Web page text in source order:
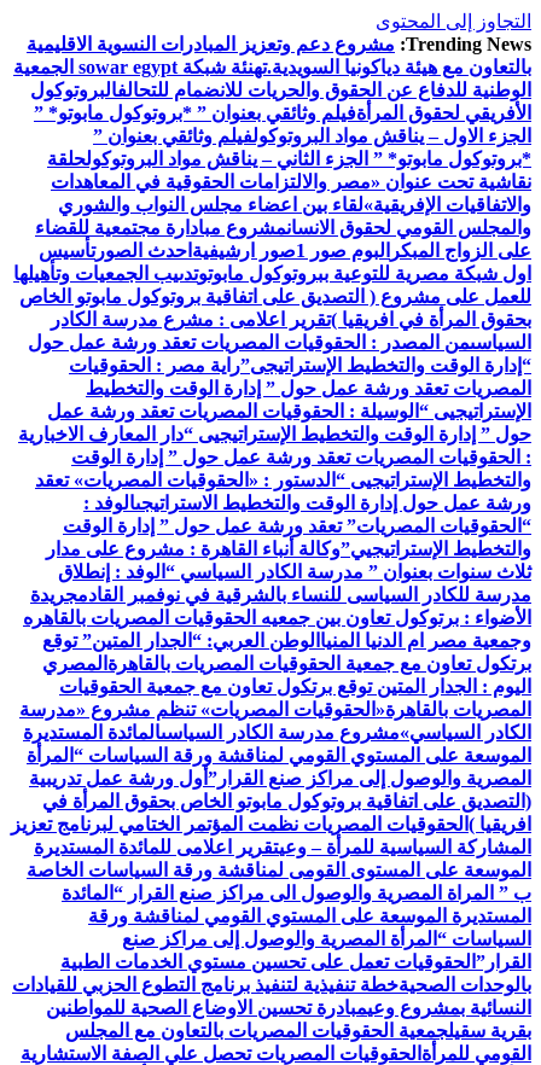
التجاوز إلى المحتوى
Trending News: مشروع دعم وتعزيز المبادرات النسوية الاقليمية
بالتعاون مع هيئة دياكونيا السويدية.
تهنئة شبكة sowar egypt الجمعية
الوطنية للدفاع عن الحقوق والحريات للانضمام للتحالفالبروتوكول
الأفريقي لحقوق المرأةفيلم وثائقي بعنوان ” *بروتوكول مابوتو* ”
الجزء الاول – يناقش مواد البروتوكولفيلم وثائقي بعنوان ”
*بروتوكول مابوتو* ” الجزء الثاني – يناقش مواد البروتوكولحلقة
نقاشية تحت عنوان «مصر والالتزامات الحقوقية في المعاهدات
والاتفاقيات الإفريقية»لقاء بين اعضاء مجلس النواب والشوري
والمجلس القومي لحقوق الانسانمشروع مبادارة مجتمعية للقضاء
على الزواج المبكر البوم صور 1 صور ارشيفية احدث الصورتأسيس
اول شبكة مصرية للتوعية ببروتوكول مابوتوتدىيب الجمعيات وتأهيلها
للعمل على مشروع ( التصديق على اتفاقية بروتوكول مابوتو الخاص
بحقوق المرأة في افريقيا )تقرير اعلامى : مشرع مدرسة الكادر
السياسىمن المصدر : الحقوقيات المصريات تعقد ورشة عمل حول
“إدارة الوقت والتخطيط الإستراتيجى”راية مصر : الحقوقيات
المصريات تعقد ورشة عمل حول ” إدارة الوقت والتخطيط
الإستراتيجيى “ الوسيلة : الحقوقيات المصريات تعقد ورشة عمل
حول ” إدارة الوقت والتخطيط الإستراتيجيى “دار المعارف الاخبارية
: الحقوقيات المصريات تعقد ورشة عمل حول ” إدارة الوقت
والتخطيط الإستراتيجيى “ الدستور : «الحقوقيات المصريات» تعقد
ورشة عمل حول إدارة الوقت والتخطيط الاستراتيجىالوفد :
“الحقوقيات المصريات” تعقد ورشة عمل حول ” إدارة الوقت
والتخطيط الإستراتيجيي”وكالة أنباء القاهرة : مشروع على مدار
ثلاث سنوات بعنوان ” مدرسة الكادر السياسي “ الوفد : إنطلاق
مدرسة للكادر السياسى للنساء بالشرقية في نوفمبر القادمجريدة
الأضواء : برتوكول تعاون بين جمعيه الحقوقيات المصريات بالقاهره
وجمعية مصر ام الدنيا المنيا الوطن العربي: “الجدار المتين” توقع
برتكول تعاون مع جمعية الحقوقيات المصريات بالقاهرة المصري
اليوم : الجدار المتين توقع برتكول تعاون مع جمعية الحقوقيات
المصريات بالقاهرة«الحقوقيات المصريات» تنظم مشروع «مدرسة
الكادر السياسي»مشروع مدرسة الكادر السياسىالمائدة المستديرة
الموسعة على المستوي القومي لمناقشة ورقة السياسات “المرأة
المصرية والوصول إلى مراكز صنع القرار” أول ورشة عمل تدريبية
(التصديق على اتفاقية بروتوكول مابوتو الخاص بحقوق المرأة في
افريقيا ) الحقوقيات المصريات نظمت المؤتمر الختامي لبرنامج تعزيز
المشاركة السياسية للمرأة – وعيتقرير اعلامى للمائدة المستديرة
الموسعة على المستوى القومى لمناقشة ورقة السياسات الخاصة
ب ” المراة المصرية والوصول الى مراكز صنع القرار “ المائدة
المستديرة الموسعة على المستوي القومي لمناقشة ورقة
السياسات “المرأة المصرية والوصول إلى مراكز صنع
القرار” الحقوقيات تعمل على تحسين مستوي الخدمات الطبية
بالوحدات الصحيةخطة تنفيذية لتنفيذ برنامج التطوع الحزبي للقيادات
النسائية بمشروع وعيمبادرة تحسين الاوضاع الصحية للمواطنين
بقرية سقيلجمعية الحقوقيات المصريات بالتعاون مع المجلس
القومي للمرأة الحقوقيات المصريات تحصل علي الصفة الاستشارية